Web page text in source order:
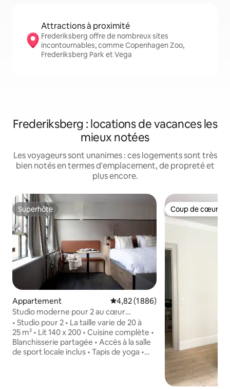
Attractions à proximité
Frederiksberg offre de nombreux sites
incontournables, comme Copenhagen Zoo,
Frederiksberg Park et Vega
Frederiksberg : locations de vacances les
mieux notées
Les voyageurs sont unanimes : ces logements sont très
bien notés en termes d'emplacement, de propreté et
plus encore.
Superhôte
Superhôte
Appartement Évaluation moyenne sur la base
4,82 (1 886)
Studio moderne pour 2 au cœur
d'Østerbro
• Studio pour 2 • La taille varie de 20 à
25 m² • Lit 140 x 200 • Cuisine complète •
Blanchisserie partagée • Accès à la salle
de sport locale inclus • Tapis de yoga •
Coup de cœur
Coup de cœur